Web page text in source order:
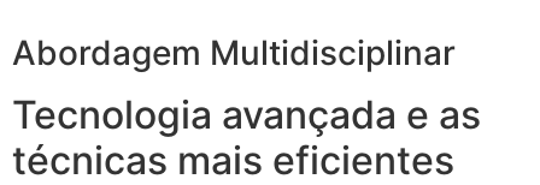
Abordagem Multidisciplinar
Tecnologia avançada e as
técnicas mais eficientes